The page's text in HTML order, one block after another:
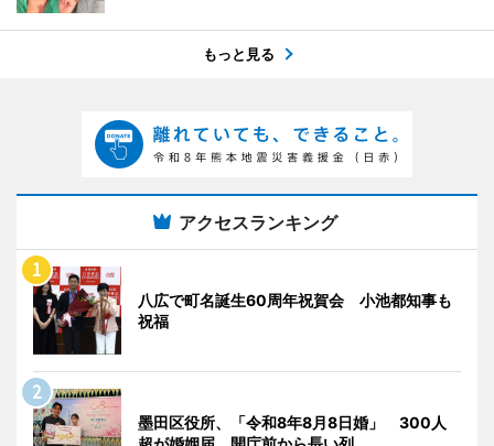
もっと見る
アクセスランキング
八広で町名誕生60周年祝賀会 小池都知事も
祝福
墨田区役所、「令和8年8月8日婚」 300人